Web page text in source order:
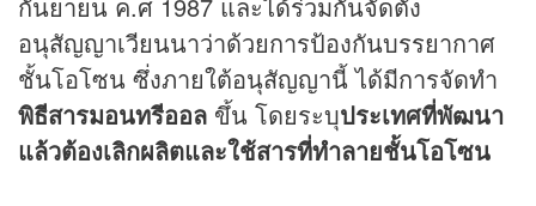
อนุสัญญาเวียนนาว่าด้วยการป้องกันบรรยากาศ
ชั้นโอโซน ซึ่งภายใต้อนุสัญญานี้ ได้มีการจัดทำ
พิธีสารมอนทรีออล ขึ้น โดยระบุประเทศที่พัฒนา
แล้วต้องเลิกผลิตและใช้สารที่ทำลายชั้นโอโซน